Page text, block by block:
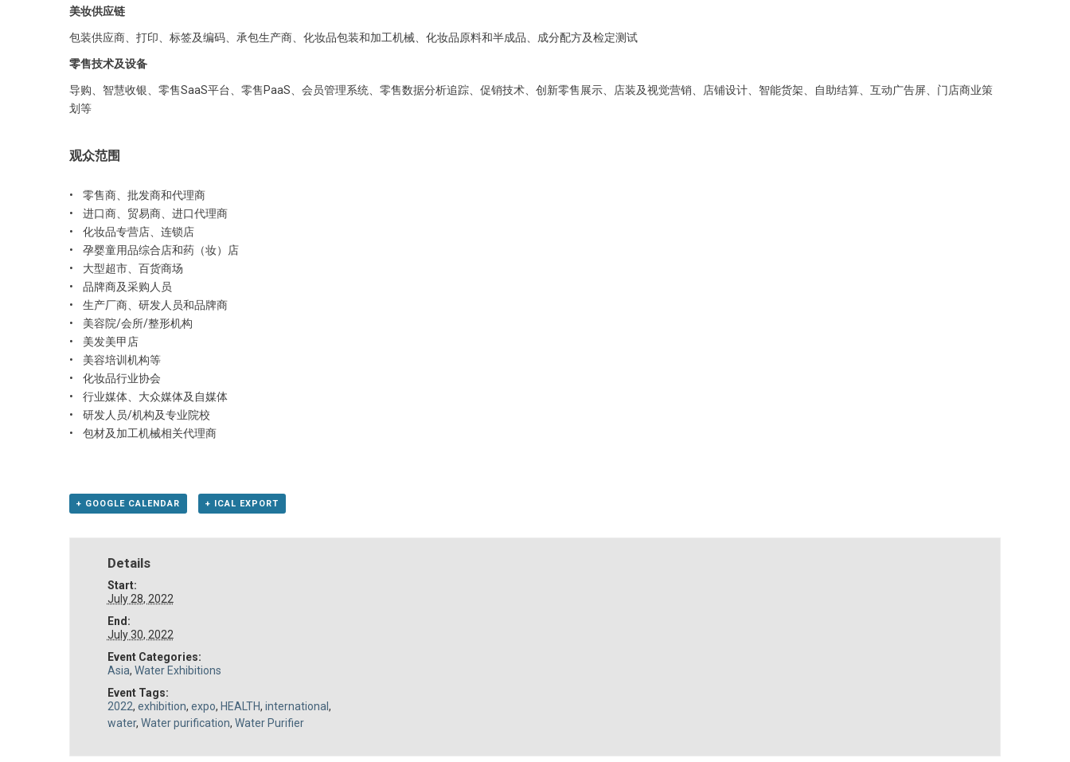
美妆供应链
包装供应商、打印、标签及编码、承包生产商、化妆品包装和加工机械、化妆品原料和半成品、成分配方及检定测试
零售技术及设备
导购、智慧收银、零售SaaS平台、零售PaaS、会员管理系统、零售数据分析追踪、促销技术、创新零售展示、店装及视觉营销、店铺设计、智能货架、自助结算、互动广告屏、门店商业策
划等
观众范围
• 零售商、批发商和代理商
• 进口商、贸易商、进口代理商
• 化妆品专营店、连锁店
• 孕婴童用品综合店和药（妆）店
• 大型超市、百货商场
• 品牌商及采购人员
• 生产厂商、研发人员和品牌商
• 美容院/会所/整形机构
• 美发美甲店
• 美容培训机构等
• 化妆品行业协会
• 行业媒体、大众媒体及自媒体
• 研发人员/机构及专业院校
• 包材及加工机械相关代理商
+ GOOGLE CALENDAR + ICAL EXPORT
Details
Start:
July 28, 2022
End:
July 30, 2022
Event Categories:
Asia, Water Exhibitions
Event Tags:
2022, exhibition, expo, HEALTH, international ,
water, Water purification, Water Purifier